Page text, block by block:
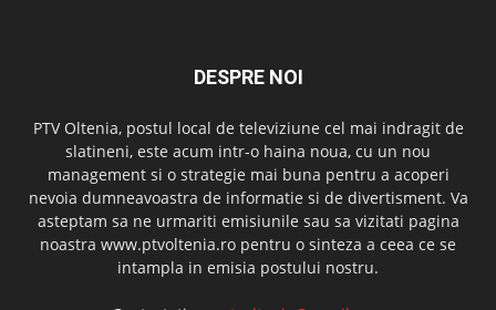
DESPRE NOI
PTV Oltenia, postul local de televiziune cel mai indragit de
slatineni, este acum intr-o haina noua, cu un nou
management si o strategie mai buna pentru a acoperi
nevoia dumneavoastra de informatie si de divertisment. Va
asteptam sa ne urmariti emisiunile sau sa vizitati pagina
noastra www.ptvoltenia.ro pentru o sinteza a ceea ce se
intampla in emisia postului nostru.